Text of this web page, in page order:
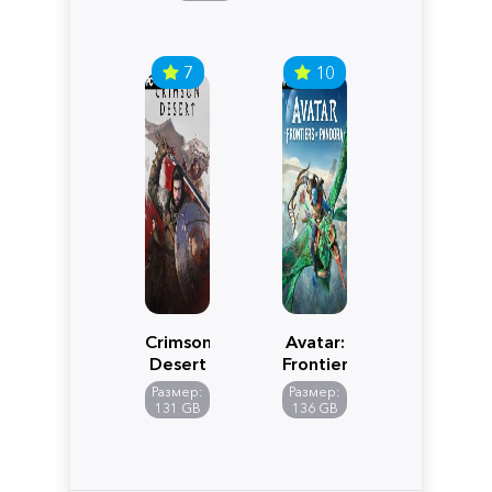
7
Crimson
Desert
Размер:
131 GB
10
Avatar:
Frontiers
of
Pandora
Размер:
136 GB